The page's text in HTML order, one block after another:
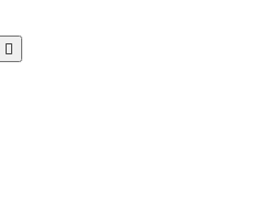
